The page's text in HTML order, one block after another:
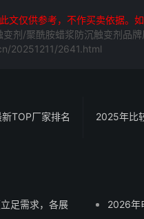
文仅供参考，不作买卖依据。如
剂/聚酰胺蜡浆防沉触变剂品牌
20251211/2641.html
TOP厂家排名
2025年比
足需求，各展
2026年